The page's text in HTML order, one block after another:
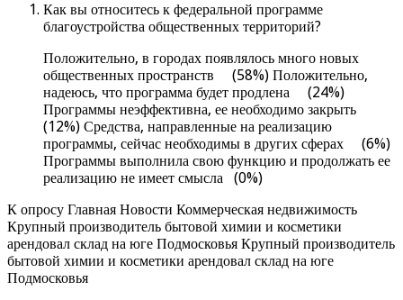
Как вы относитесь к федеральной программе
благоустройства общественных территорий?
Положительно, в городах появлялось много новых
общественных пространств (58%) Положительно,
надеюсь, что программа будет продлена (24%)
Программы неэффективна, ее необходимо закрыть
(12%) Средства, направленные на реализацию
программы, сейчас необходимы в других сферах (6%)
Программы выполнила свою функцию и продолжать ее
реализацию не имеет смысла (0%)
К опросу Главная Новости Коммерческая недвижимость
Крупный производитель бытовой химии и косметики
арендовал склад на юге Подмосковья Крупный производитель
бытовой химии и косметики арендовал склад на юге
Подмосковья